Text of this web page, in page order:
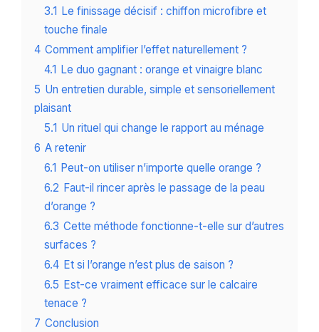
3.1 Le finissage décisif : chiffon microfibre et
touche finale
4 Comment amplifier l’effet naturellement ?
4.1 Le duo gagnant : orange et vinaigre blanc
5 Un entretien durable, simple et sensoriellement
plaisant
5.1 Un rituel qui change le rapport au ménage
6 A retenir
6.1 Peut-on utiliser n’importe quelle orange ?
6.2 Faut-il rincer après le passage de la peau
d’orange ?
6.3 Cette méthode fonctionne-t-elle sur d’autres
surfaces ?
6.4 Et si l’orange n’est plus de saison ?
6.5 Est-ce vraiment efficace sur le calcaire
tenace ?
7 Conclusion